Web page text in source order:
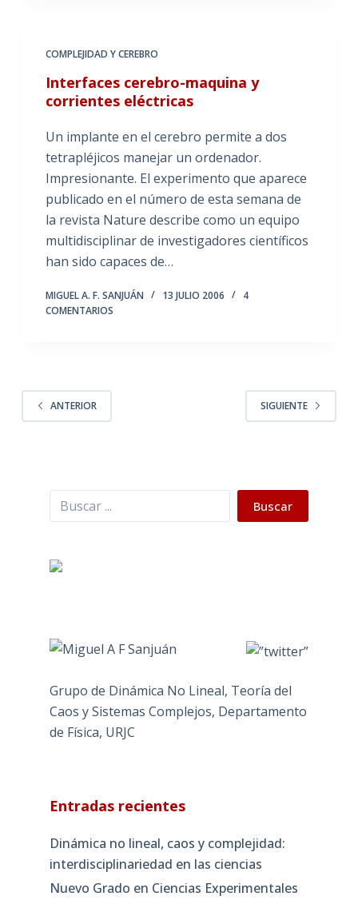
COMPLEJIDAD Y CEREBRO
Interfaces cerebro-maquina y
corrientes eléctricas
Un implante en el cerebro permite a dos
tetrapléjicos manejar un ordenador.
Impresionante. El experimento que aparece
publicado en el número de esta semana de
la revista Nature describe como un equipo
multidisciplinar de investigadores científicos
han sido capaces de…
MIGUEL A. F. SANJUÁN 13 JULIO 2006
4
COMENTARIOS
ANTERIOR SIGUIENTE
Buscar Buscar
Grupo de Dinámica No Lineal, Teoría del
Caos y Sistemas Complejos, Departamento
de Física, URJC
Entradas recientes
Dinámica no lineal, caos y complejidad:
interdisciplinariedad en las ciencias
Nuevo Grado en Ciencias Experimentales